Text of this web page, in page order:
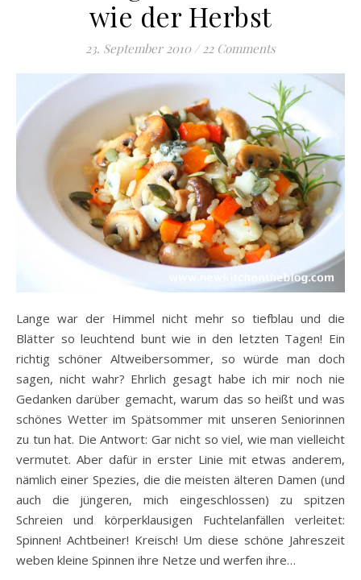
wie der Herbst
23. September 2010 / 22 Comments
Lange war der Himmel nicht mehr so tiefblau und die
Blätter so leuchtend bunt wie in den letzten Tagen! Ein
richtig schöner Altweibersommer, so würde man doch
sagen, nicht wahr? Ehrlich gesagt habe ich mir noch nie
Gedanken darüber gemacht, warum das so heißt und was
schönes Wetter im Spätsommer mit unseren Seniorinnen
zu tun hat. Die Antwort: Gar nicht so viel, wie man vielleicht
vermutet. Aber dafür in erster Linie mit etwas anderem,
nämlich einer Spezies, die die meisten älteren Damen (und
auch die jüngeren, mich eingeschlossen) zu spitzen
Schreien und körperklausigen Fuchtelanfällen verleitet:
Spinnen! Achtbeiner! Kreisch! Um diese schöne Jahreszeit
weben kleine Spinnen ihre Netze und werfen ihre…